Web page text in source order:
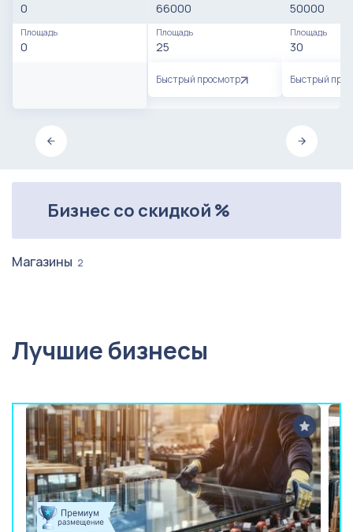
0
Площадь
0
66000
Площадь
25
Быстрый просмотр
50000
Площадь
30
Быстрый
Бизнес со скидкой %
Магазины 2
Лучшие бизнесы